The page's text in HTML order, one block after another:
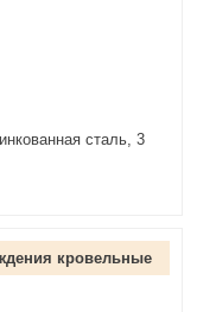
сталь, 3
кровельные